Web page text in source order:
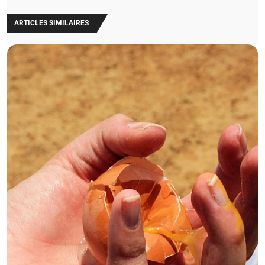
ARTICLES SIMILAIRES